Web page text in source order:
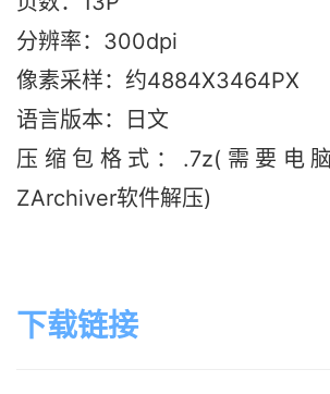
分辨率：300dpi
像素采样：约4884X3464PX
语言版本：日文
压缩包格式：.7z(需要电
ZArchiver软件解压)
下载链接